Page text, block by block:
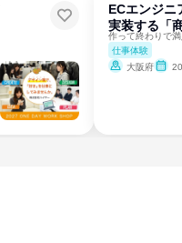
ECエンジニ
実装する「
仕事体験
大阪府